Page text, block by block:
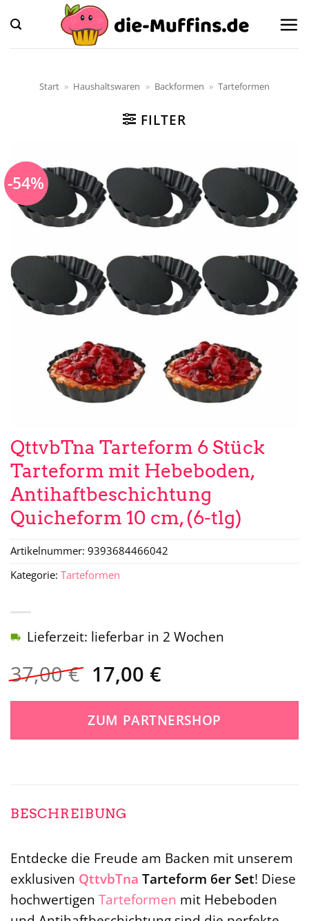
Inhalt
springen
Start » Haushaltswaren » Backformen » Tarteformen
FILTER
-54%
QttvbTna Tarteform 6 Stück
Tarteform mit Hebeboden,
Antihaftbeschichtung
Quicheform 10 cm, (6-tlg)
37,00€ Ursprünglicher
Preis
war:
37,00 €
17,00 €Aktueller
ist:
17,00 €.
Lieferzeit: lieferbar in 2 Wochen
ZUM PARTNERSHOP
Artikelnummer: 9393684466042
Kategorie: Tarteformen
BESCHREIBUNG
Entdecke die Freude am Backen mit unserem
exklusiven QttvbTna Tarteform 6er Set! Diese
hochwertigen Tarteformen mit Hebeboden